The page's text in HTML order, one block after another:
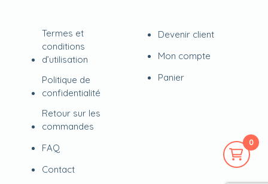
0
Termes et
conditions
d’utilisation
Politique de
confidentialité
Retour sur les
commandes
FAQ
Contact
Devenir client
Mon compte
Panier